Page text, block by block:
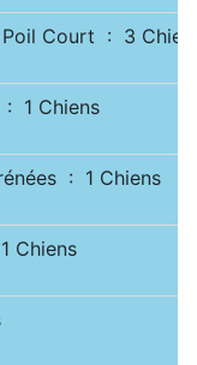
Poil Court : 3
: 1 Chiens
: 1 Chiens
Chiens